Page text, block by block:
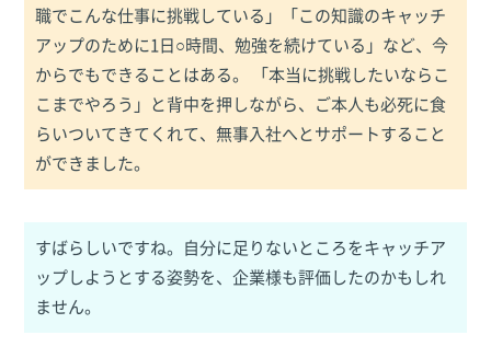
職でこんな仕事に挑戦している」「この知識のキャッチ
アップのために1日○時間、勉強を続けている」など、今
からでもできることはある。 「本当に挑戦したいならこ
こまでやろう」と背中を押しながら、ご本人も必死に食
らいついてきてくれて、無事入社へとサポートすること
ができました。
すばらしいですね。自分に足りないところをキャッチア
ップしようとする姿勢を、企業様も評価したのかもしれ
ません。